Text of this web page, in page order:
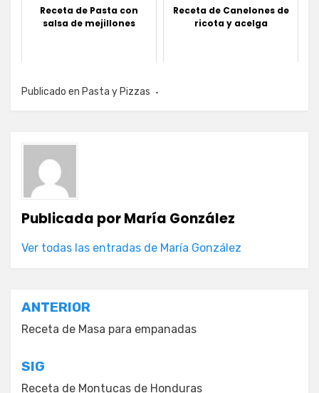
Receta de Pasta con
salsa de mejillones
Receta de Canelones de
ricota y acelga
Publicado en Pasta y Pizzas
Publicada porMaría González
Ver todas las entradas de María González
Navegación
de
entradas
ANTERIOR
Receta de Masa para empanadas
SIG
Receta de Montucas de Honduras